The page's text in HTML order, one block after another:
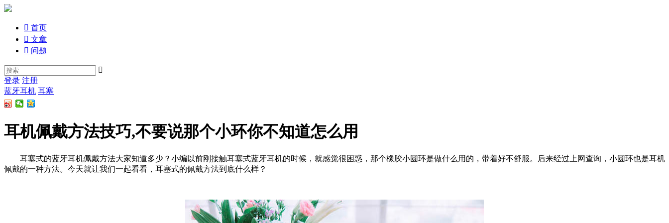
 首页
 文章
 问题

登录 注册
蓝牙耳机 耳塞
耳机佩戴方法技巧,不要说那个小环你不知道怎么用
耳塞式的蓝牙耳机佩戴方法大家知道多少？小编以前刚接触耳塞式蓝牙耳机的时候，就感觉很困惑，那个橡胶小圆环是做什么用的，带着好不舒服。后来经过上网查询，小圆环也是耳机
佩戴的一种方法。今天就让我们一起看看，耳塞式的佩戴方法到底什么样？